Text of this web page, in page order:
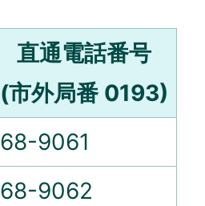
直通電話番号
(市外局番 0193)
68-9061
68-9062